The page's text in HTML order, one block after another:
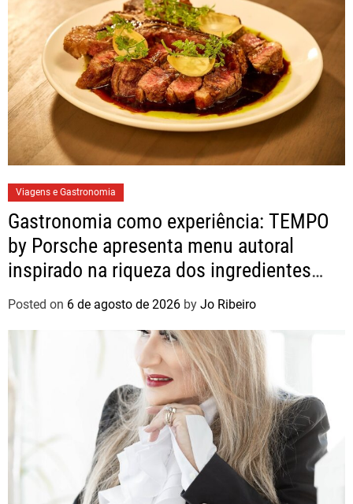
Viagens e Gastronomia
Gastronomia como experiência: TEMPO
by Porsche apresenta menu autoral
inspirado na riqueza dos ingredientes
brasileiros
Posted on 6 de agosto de 2026 by Jo Ribeiro